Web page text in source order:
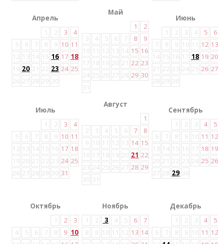
Апрель
1
2 3
4
5
6 7 8 9 10 11
12 13 14 15 16 17 18
19 20 21 22 23 24 25
26 27 28 29 30
Май
1
2
3
4 5 6 7 8
9
10 11 12 13 14 15 16
17 18 19 20 21 22 23
24 25 26 27 28 29 30
31
Июнь
1
2 3 4 5
6
7
8 9 10 11 12 13
14 15 16 17 18 19 20
21 22 23 24 25 26 27
28 29 30
Июль
1
2 3
4
5
6 7 8 9 10 11
12 13 14 15 16 17 18
19 20 21 22 23 24 25
26 27 28 29 30 31
Август
1
2
3 4 5 6 7
8
9 10 11 12 13 14 15
16 17 18 19 20 21 22
23 24 25 26 27 28 29
30 31
Сентябрь
1
2 3 4
5
6
7 8 9 10 11 12
13 14 15 16 17 18 19
20 21 22 23 24 25 26
27 28 29 30
Октябрь
1
2
3
4
5 6 7 8 9 10
Ноябрь
1
2 3 4 5 6
7
8
9 10 11 12 13 14
Декабрь
1
2 3 4
5
6
7 8 9 10 11 12